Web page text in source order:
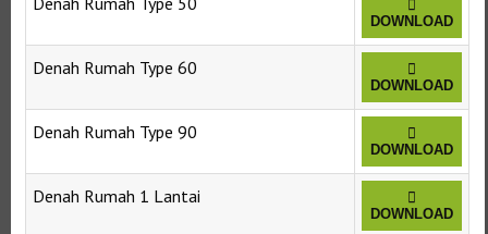
DOWNLOAD
Denah Rumah Type 60
DOWNLOAD
Denah Rumah Type 90
DOWNLOAD
Denah Rumah 1 Lantai
DOWNLOAD